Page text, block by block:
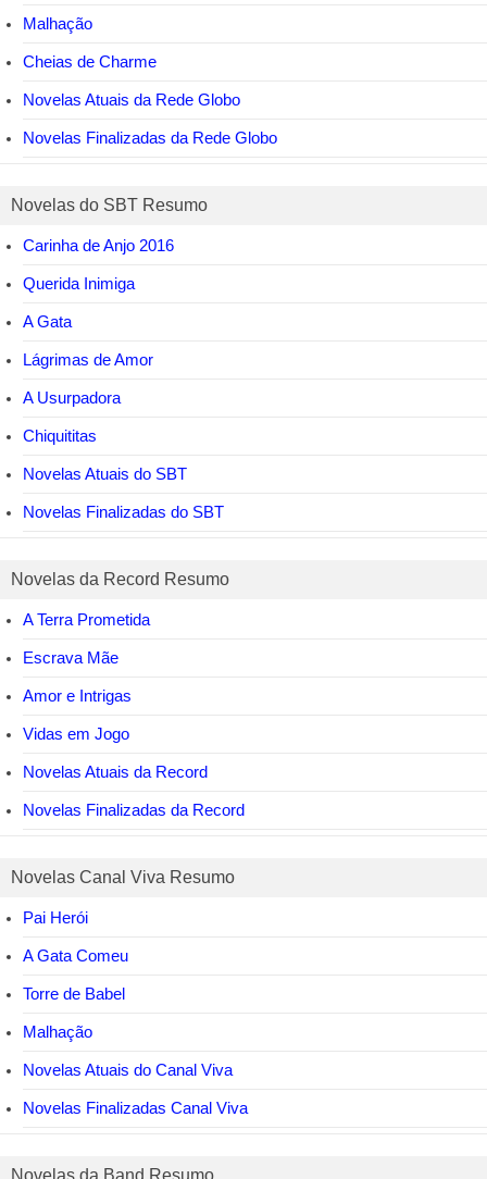
Malhação
Cheias de Charme
Novelas Atuais da Rede Globo
Novelas Finalizadas da Rede Globo
Novelas do SBT Resumo
Carinha de Anjo 2016
Querida Inimiga
A Gata
Lágrimas de Amor
A Usurpadora
Chiquititas
Novelas Atuais do SBT
Novelas Finalizadas do SBT
Novelas da Record Resumo
A Terra Prometida
Escrava Mãe
Amor e Intrigas
Vidas em Jogo
Novelas Atuais da Record
Novelas Finalizadas da Record
Novelas Canal Viva Resumo
Pai Herói
A Gata Comeu
Torre de Babel
Malhação
Novelas Atuais do Canal Viva
Novelas Finalizadas Canal Viva
Novelas da Band Resumo